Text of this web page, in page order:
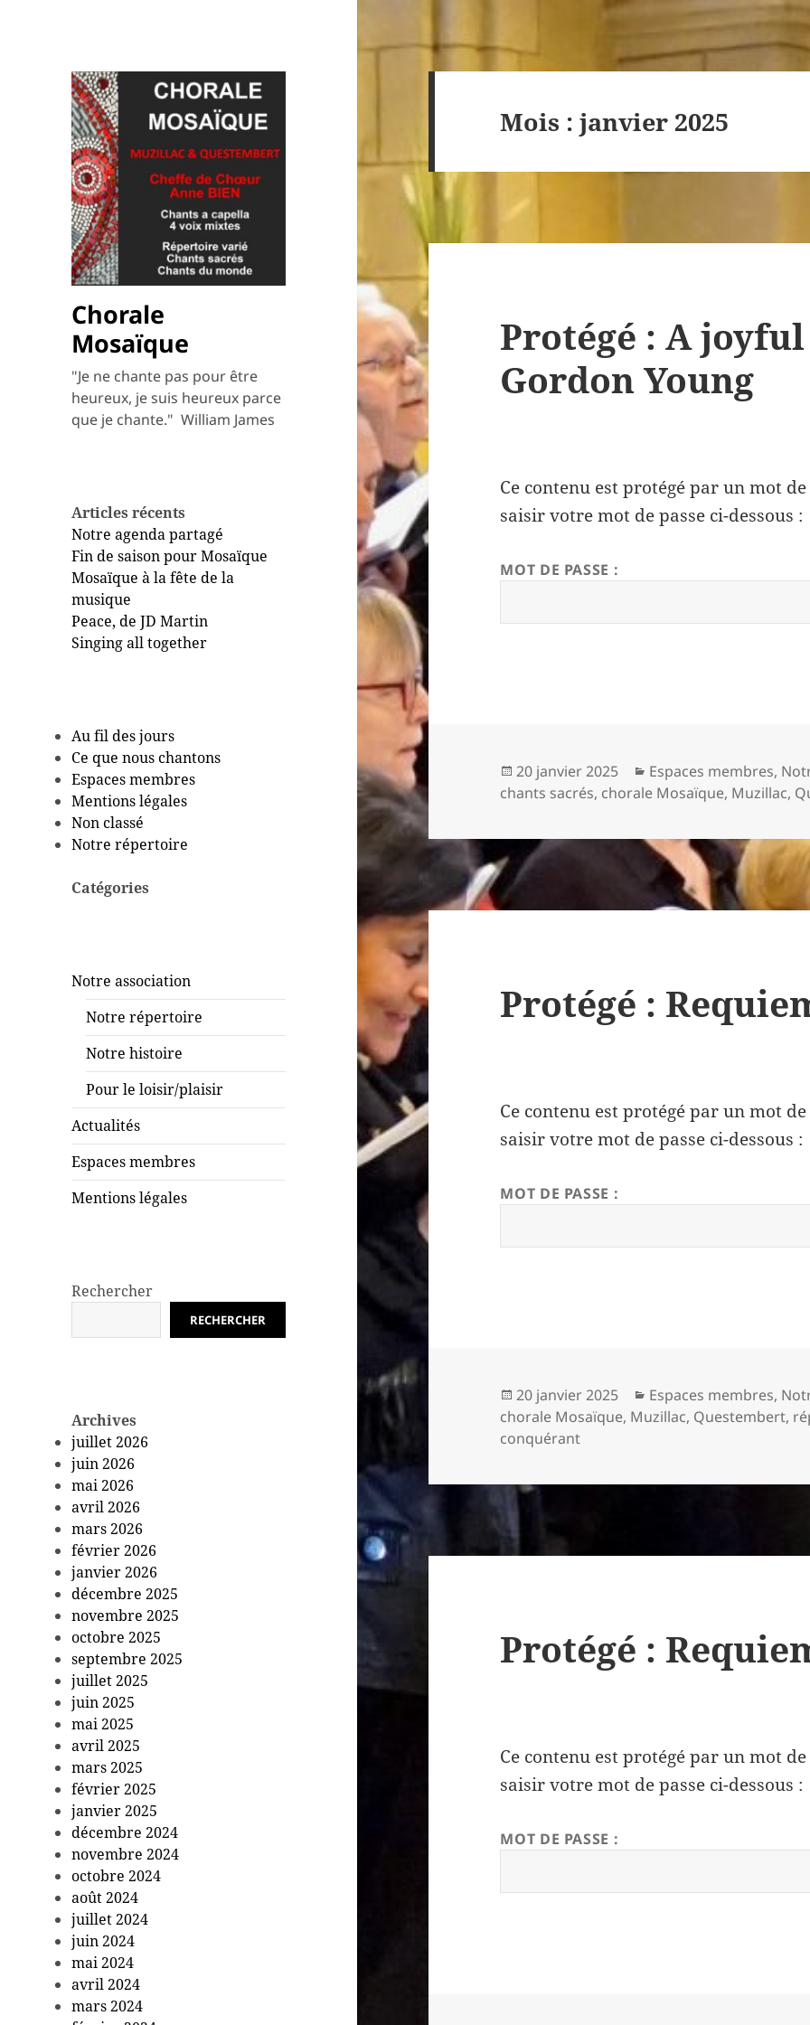
Chorale
Mosaïque
"Je ne chante pas pour être
heureux, je suis heureux parce
que je chante." ​ William James
Articles récents
Notre agenda partagé
Fin de saison pour Mosaïque
Mosaïque à la fête de la
musique
Peace, de JD Martin
Singing all together
Au fil des jours
Ce que nous chantons
Espaces membres
Mentions légales
Non classé
Notre répertoire
Catégories
Notre association
Notre répertoire
Notre histoire
Pour le loisir/plaisir
Actualités
Espaces membres
Mentions légales
Rechercher
RECHERCHER
Archives
juillet 2026
juin 2026
mai 2026
avril 2026
mars 2026
février 2026
janvier 2026
décembre 2025
novembre 2025
octobre 2025
septembre 2025
juillet 2025
juin 2025
mai 2025
avril 2025
mars 2025
février 2025
janvier 2025
décembre 2024
novembre 2024
octobre 2024
août 2024
juillet 2024
juin 2024
mai 2024
avril 2024
mars 2024
Mois :janvier 2025
Protégé : A
Gordon Young
Ce contenu est protégé par un mot
saisir votre mot de passe ci-dessous :
MOT DE PASSE :
Publié
le
20 janvier 2025 Catégories
Espaces membres,
chants sacrés, chorale Mosaïque, Muzillac,
Protégé :
Ce contenu est protégé par un mot
saisir votre mot de passe ci-dessous :
MOT DE PASSE :
Publié
le
20 janvier 2025 Catégories
Espaces membres,
chorale Mosaïque, Muzillac, Questembert,
conquérant
Protégé :
Ce contenu est protégé par un mot
saisir votre mot de passe ci-dessous :
MOT DE PASSE :